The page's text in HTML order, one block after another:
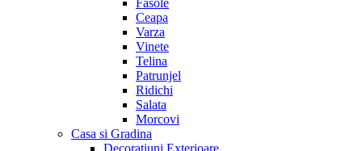
Ceapa
Varza
Vinete
Telina
Patrunjel
Ridichi
Salata
Morcovi
Casa si Gradina
Decoratiuni Exterioare